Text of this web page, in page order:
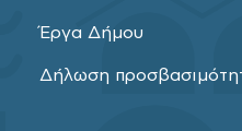
Έργα Δήμου
Δήλωση